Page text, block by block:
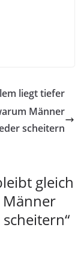
liegt tiefer
Männer
scheitern
gleich
Männer
“